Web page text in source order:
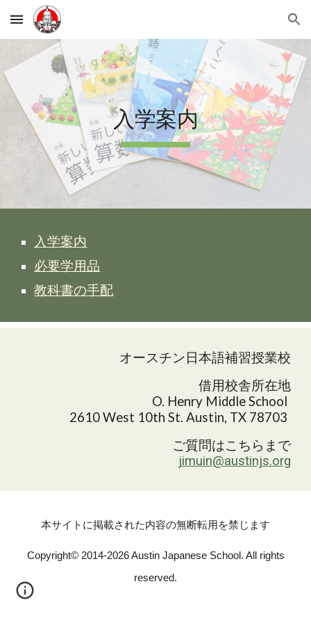
Skip to main content Skip to navigation
入学案内
入学案内
必要学用品
教科書の手配
オースチン日本語補習授業校
借用校舎所在地
O. Henry Middle School
2610 West 10th St. Austin, TX 78703
ご質問はこちらまで
jimuin@austinjs.org
本サイトに掲載された内容の無断転用を禁じます
Copyright©️ 2014-2026 Austin Japanese School. All rights
reserved.